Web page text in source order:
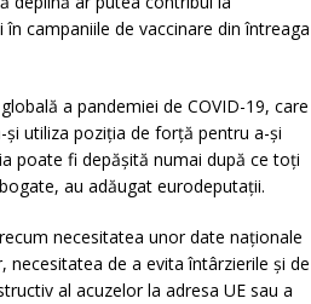
campaniile de vaccinare din întreaga
a pandemiei de COVID-19, care
utiliza poziția de forță pentru a-și
poate fi depășită numai după ce toți
au adăugat eurodeputații.
necesitatea unor date naționale
de a evita întârzierile și de
al acuzelor la adresa UE sau a